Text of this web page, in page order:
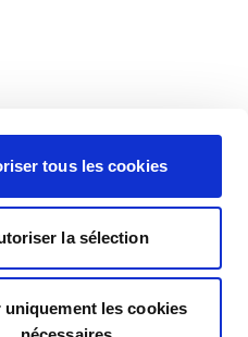
tous les cookies
la sélection
uniquement les cookies